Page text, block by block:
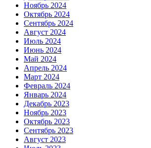
Ноябрь 2024
Октябрь 2024
Сентябрь 2024
Август 2024
Июль 2024
Июнь 2024
Май 2024
Апрель 2024
Март 2024
Февраль 2024
Январь 2024
Декабрь 2023
Ноябрь 2023
Октябрь 2023
Сентябрь 2023
Август 2023